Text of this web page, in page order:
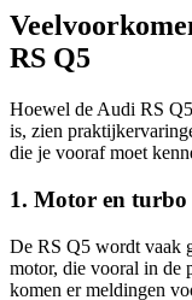
RS Q5
Hoewel de Audi RS
is, zien
die je vooraf moet
1. Motor en turbo
De RS Q5 wordt vaak
motor, die vooral in de
komen er meldingen